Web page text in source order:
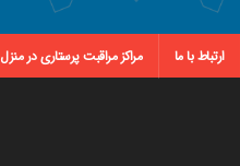
ارتباط با ما مراکز مراقبت پرستاری در منزل